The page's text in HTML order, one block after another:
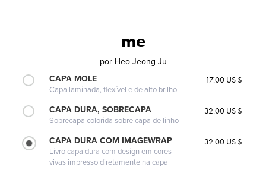
me
por Heo Jeong Ju
CAPA MOLE
Capa laminada, flexível e de alto brilho
17.00 US $
CAPA DURA, SOBRECAPA
Sobrecapa colorida sobre capa de linho
32.00 US $
CAPA DURA COM IMAGEWRAP
Livro capa dura com design em cores
vivas impresso diretamente na capa
32.00 US $